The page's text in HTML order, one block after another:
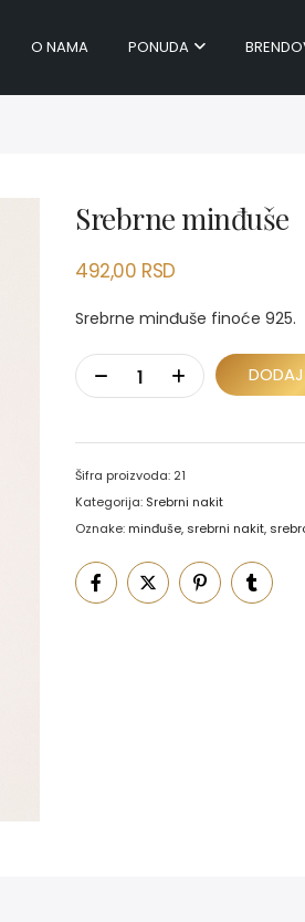
O NAMA PONUDA
Srebrne minđuše
492,00 RSD
Srebrne minđuše finoće 925.
Šifra proizvoda: 21
Kategorija: Srebrni nakit
Oznake: minđuše, srebrni nakit,